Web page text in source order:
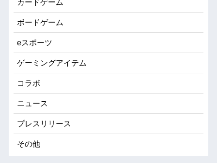
カードゲーム
ボードゲーム
eスポーツ
ゲーミングアイテム
コラボ
ニュース
プレスリリース
その他